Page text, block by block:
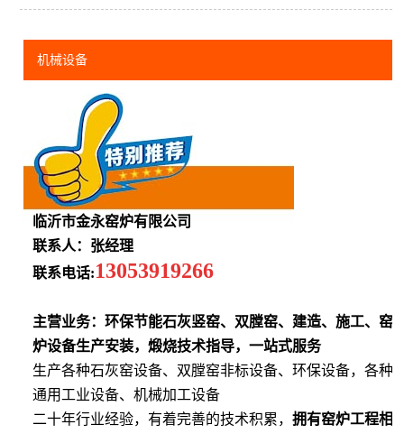
机械设备
临沂市金永窑炉有限公司
联系人：张经理
联系电话:13053919266
主营业务：环保节能石灰竖窑、双膛窑、建造、施工、窑
炉设备生产安装，煅烧技术指导，一站式服务
生产各种石灰窑设备、双膛窑非标设备、环保设备，各种
通用工业设备、机械加工设备
二十年行业经验，有着完善的技术积累，拥有窑炉工程相